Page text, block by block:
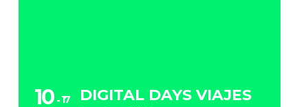
10 17 DIGITAL DAYS VIAJES